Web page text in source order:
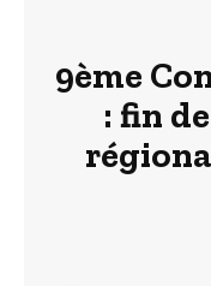
9ème
: fin